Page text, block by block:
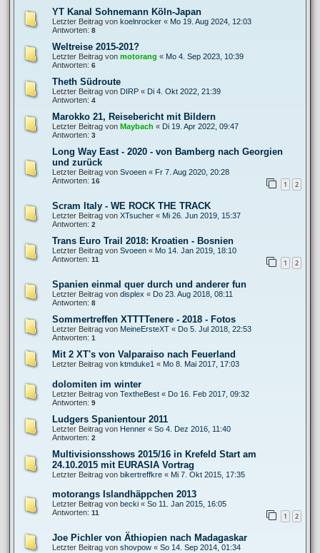
YT Kanal Sohnemann Köln-Japan
Letzter Beitrag von koelnrocker « Mo 19. Aug 2024, 12:03
Antworten: 8
Weltreise 2015-201?
Letzter Beitrag von motorang « Mo 4. Sep 2023, 10:39
Antworten: 6
Theth Südroute
Letzter Beitrag von DIRP « Di 4. Okt 2022, 21:39
Antworten: 4
Marokko 21, Reisebericht mit Bildern
Letzter Beitrag von Maybach « Di 19. Apr 2022, 09:47
Antworten: 3
Long Way East - 2020 - von Bamberg nach Georgien
und zurück
Letzter Beitrag von Svoeen « Fr 7. Aug 2020, 20:28
Antworten: 16 1 2
Scram Italy - WE ROCK THE TRACK
Letzter Beitrag von XTsucher « Mi 26. Jun 2019, 15:37
Antworten: 2
Trans Euro Trail 2018: Kroatien - Bosnien
Letzter Beitrag von Svoeen « Mo 14. Jan 2019, 18:10
Antworten: 11 1 2
Spanien einmal quer durch und anderer fun
Letzter Beitrag von displex « Do 23. Aug 2018, 08:11
Antworten: 8
Sommertreffen XTTTTenere - 2018 - Fotos
Letzter Beitrag von MeineErsteXT « Do 5. Jul 2018, 22:53
Antworten: 1
Mit 2 XT's von Valparaiso nach Feuerland
Letzter Beitrag von ktmduke1 « Mo 8. Mai 2017, 17:03
dolomiten im winter
Letzter Beitrag von TextheBest « Do 16. Feb 2017, 09:32
Antworten: 9
Ludgers Spanientour 2011
Letzter Beitrag von Henner « So 4. Dez 2016, 11:40
Antworten: 2
Multivisionsshows 2015/16 in Krefeld Start am
24.10.2015 mit EURASIA Vortrag
Letzter Beitrag von bikertreffkre « Mi 7. Okt 2015, 17:35
motorangs Islandhäppchen 2013
Letzter Beitrag von becki « So 11. Jan 2015, 16:05
Antworten: 11 1 2
Joe Pichler von Äthiopien nach Madagaskar
Letzter Beitrag von shovpow « So 14. Sep 2014, 01:34